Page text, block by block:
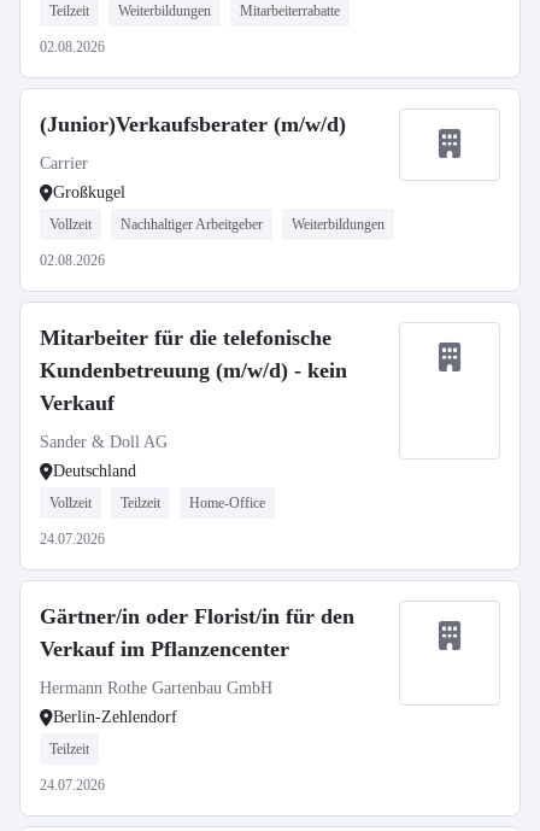
Teilzeit Weiterbildungen Mitarbeiterrabatte
02.08.2026
(Junior)Verkaufsberater (m/w/d)
Carrier
Großkugel
Vollzeit Nachhaltiger Arbeitgeber Weiterbildungen
02.08.2026
Mitarbeiter für die telefonische
Kundenbetreuung (m/w/d) - kein
Verkauf
Sander & Doll AG
Deutschland
Vollzeit Teilzeit Home-Office
24.07.2026
Gärtner/in oder Florist/in für den
Verkauf im Pflanzencenter
Hermann Rothe Gartenbau GmbH
Berlin-Zehlendorf
Teilzeit
24.07.2026